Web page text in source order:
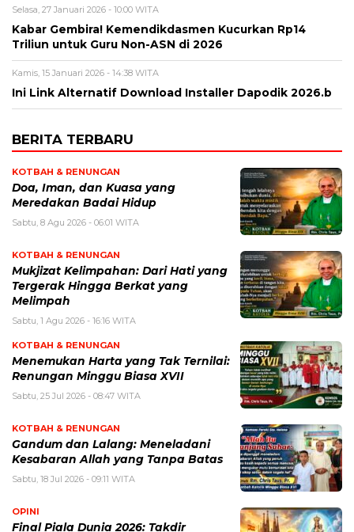
Selasa, 27 Januari 2026 - 10:00 WITA
Kabar Gembira! Kemendikdasmen Kucurkan Rp14
Triliun untuk Guru Non-ASN di 2026
Kamis, 15 Januari 2026 - 14:38 WITA
Ini Link Alternatif Download Installer Dapodik 2026.b
BERITA TERBARU
KOTBAH & RENUNGAN
​Doa, Iman, dan Kuasa yang
Meredakan Badai Hidup
Sabtu, 8 Agu 2026 - 06:01 WITA
KOTBAH & RENUNGAN
Mukjizat Kelimpahan: Dari Hati yang
Tergerak Hingga Berkat yang
Melimpah
Sabtu, 1 Agu 2026 - 16:16 WITA
KOTBAH & RENUNGAN
Menemukan Harta yang Tak Ternilai:
Renungan Minggu Biasa XVII
Sabtu, 25 Jul 2026 - 08:47 WITA
KOTBAH & RENUNGAN
Gandum dan Lalang: Meneladani
Kesabaran Allah yang Tanpa Batas
Sabtu, 18 Jul 2026 - 09:11 WITA
OPINI
Final Piala Dunia 2026: Takdir